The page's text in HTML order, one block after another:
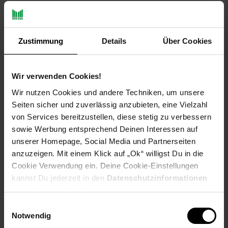
Zustimmung Details Über Cookies
Wir verwenden Cookies!
Wir nutzen Cookies und andere Techniken, um unsere
Seiten sicher und zuverlässig anzubieten, eine Vielzahl
von Services bereitzustellen, diese stetig zu verbessern
sowie Werbung entsprechend Deinen Interessen auf
unserer Homepage, Social Media und Partnerseiten
anzuzeigen. Mit einem Klick auf „Ok“ willigst Du in die
Cookie Verwendung ein. Deine Cookie-Einstellungen
kannst Du jederzeit in den Datenschutzinformationen
ändern bzw. widerrufen.
Notwendig
Lieferumfang:
- 1x Milchkännchen
- 1x Zuckerdose
- 6x Untertasse
Artikeldetails:
Material: Porzellan
Merkmal: Spülmaschinenfest, Mikrowellengeeignet
Milchkännchen:
Durchmesser: ca. 12,9 cm
Höhe: ca. 7,9 cm
Inhalt: ca. 260 ml
Inhalt: ca. 260 ml